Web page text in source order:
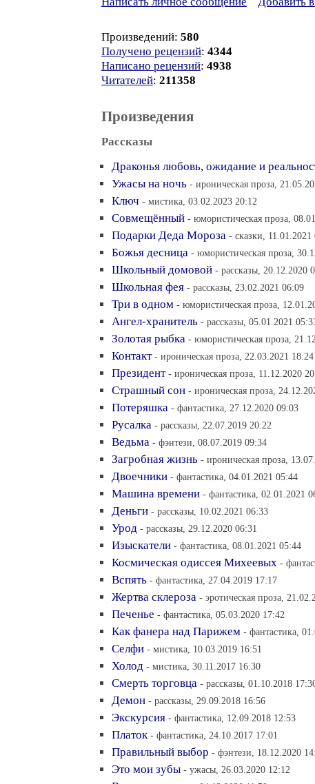
Произведений: 580
Получено рецензий: 4344
Написано рецензий: 4938
Читателей: 211358
Произведения
Рассказы
Драконья любовь, ожидание и
Ужасы на ночь - ироническая проза,
Ключ - мистика, 03.02.2023 20:12
Совмещённый - юмористическая проза,
Подарки Деда Мороза - сказки, 11.01.2021
Божья десница - юмористическая проза,
Школьный домовой - рассказы, 20.12.2020
Школьная фея - рассказы, 23.02.2021 06:09
Три в одном - юмористическая проза,
Ангел-хранитель - рассказы, 05.01.2021
Золотая рыбка - юмористическая проза,
Контакт - ироническая проза, 22.03.2021 18:24
Президент - ироническая проза, 11.12.2020
Страшный сон - ироническая проза,
Потеряшка - фантастика, 27.12.2020 09:03
Русалка - рассказы, 22.07.2019 20:22
Ведьма - фэнтези, 08.07.2019 09:34
Загробная жизнь - ироническая проза,
Двоечники - фантастика, 04.01.2021 05:44
Машина времени - фантастика, 02.01.2021
Деньги - рассказы, 10.02.2021 06:33
Урод - рассказы, 29.12.2020 06:31
Изыскатели - фантастика, 08.01.2021 05:44
Космическая одиссея Михеевых -
Вспять - фантастика, 27.04.2019 17:17
Жертва склероза - эротическая проза,
Печенье - фантастика, 05.03.2020 17:42
Как фанера над Парижем - фантастика,
Селфи - мистика, 10.03.2019 16:51
Холод - мистика, 30.11.2017 16:30
Смерть торговца - рассказы, 01.10.2018
Демон - рассказы, 29.09.2018 16:56
Экскурсия - фантастика, 12.09.2018 12:53
Платок - фантастика, 24.10.2017 17:01
Правильный выбор - фэнтези, 18.12.2020
Это мои зубы - ужасы, 26.03.2020 12:12